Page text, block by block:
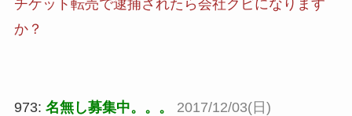
チケット転売で逮捕されたら会社クビになります
か？
973: 名無し募集中。。。
2017/12/03(日)